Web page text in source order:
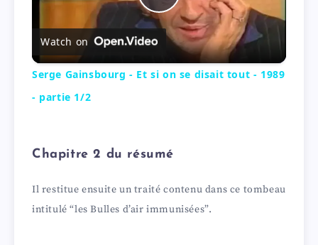
P
V
Watch on
Serge Gainsbourg - Et si on se disait tout - 1989
- partie 1/2
Chapitre 2 du résumé
Il restitue ensuite un traité contenu dans ce tombeau
intitulé “les Bulles d’air immunisées”.